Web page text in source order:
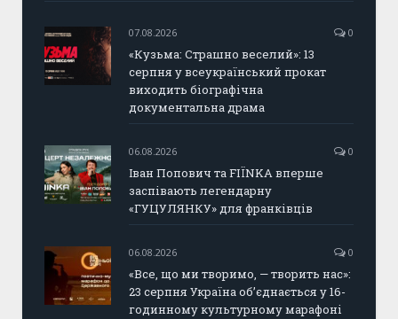
07.08.2026 0
«Кузьма: Страшно веселий»: 13
серпня у всеукраїнський прокат
виходить біографічна
документальна драма
06.08.2026 0
Іван Попович та FIÏNKA вперше
заспівають легендарну
«ГУЦУЛЯНКУ» для франківців
06.08.2026 0
«Все, що ми творимо, — творить нас»:
23 серпня Україна об’єднається у 16-
годинному культурному марафоні